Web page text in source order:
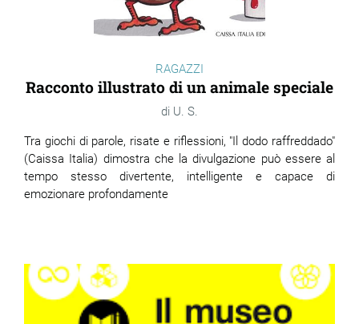
RAGAZZI
Racconto illustrato di un animale speciale
U. S.
Tra giochi di parole, risate e riflessioni, "Il dodo raffreddado"
(Caissa Italia) dimostra che la divulgazione può essere al
tempo stesso divertente, intelligente e capace di
emozionare profondamente